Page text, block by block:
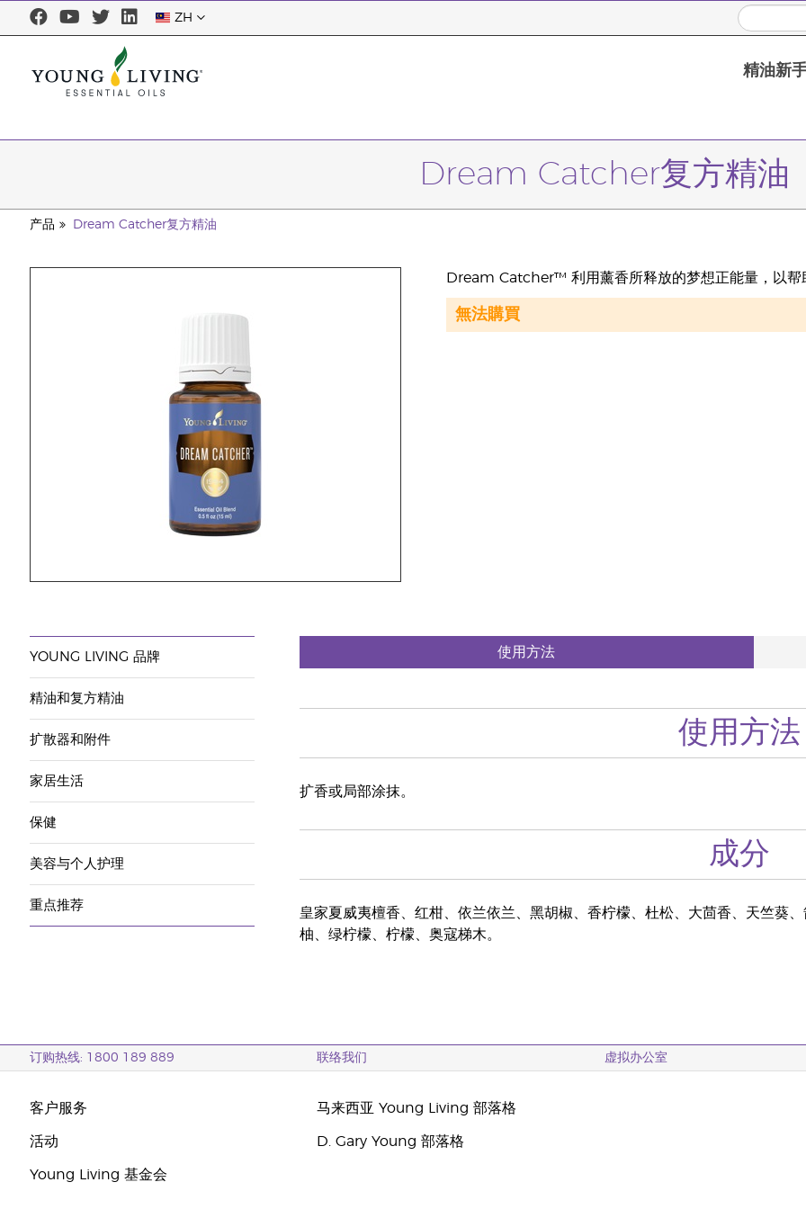
ZH
精油新
Dream Catcher复方精油
产品 Dream Catcher复方精油
Dream Catcher™ 利用薰香所释放的梦想正能量，以帮
無法購買
YOUNG LIVING 品牌
精油和复方精油
扩散器和附件
家居生活
保健
美容与个人护理
重点推荐
使用方法
使用方法
扩香或局部涂抹。
成分
皇家夏威夷檀香、红柑、依兰依兰、黑胡椒、香柠檬、杜松、大茴香、天竺葵
柚、绿柠檬、柠檬、奥寇梯木。
订购热线: 1800 189 889 联络我们 虚拟办公室
客户服务
活动
Young Living 基金会
马来西亚 Young Living 部落格
D. Gary Young 部落格